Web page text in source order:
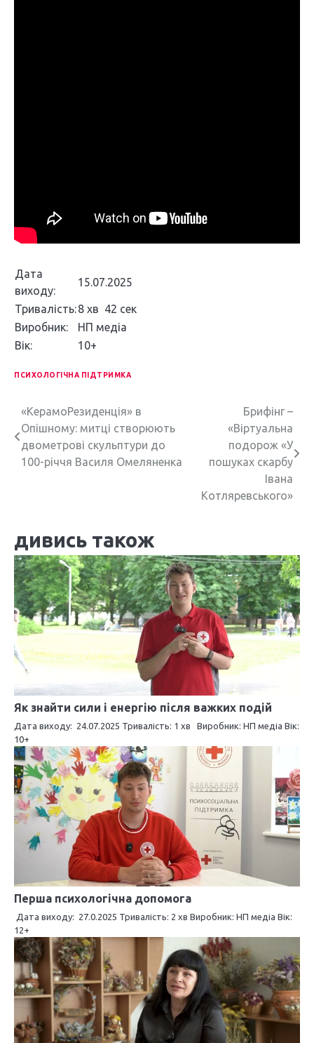
Дата
виходу:
15.07.2025
Тривалість:8 хв 42 сек
Виробник:
НП медіа
Вік:
10+
ПСИХОЛОГІЧНА ПІДТРИМКА
Н
а
в
а
ц
і
я
з
а
п
и
с
і
в
«КерамоРезиденція» в
Опішному: митці створюють
двометрові скульптури до
100-річчя Василя Омеляненка
Брифінг –
«Віртуальна
подорож «У
пошуках скарбу
Івана
Котляревського»
дивись також
Як знайти сили і енергію після важких подій
Дата виходу: 24.07.2025 Тривалість: 1 хв Виробник: НП медіа Вік:
10+
Перша психологічна допомога
Дата виходу: 27.0.2025 Тривалість: 2 хв Виробник: НП медіа Вік:
12+